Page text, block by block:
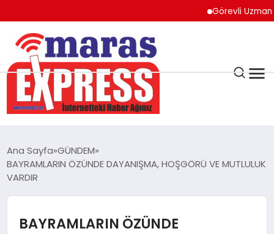
Görevli Uzman
K.MARAŞ
ANDIRIN
AFŞİN
Ana Sayfa GÜNDEM
BAYRAMLARIN ÖZÜNDE DAYANIŞMA, HOŞGÖRÜ VE MUTLULUK
VARDIR
BAYRAMLARIN ÖZÜNDE